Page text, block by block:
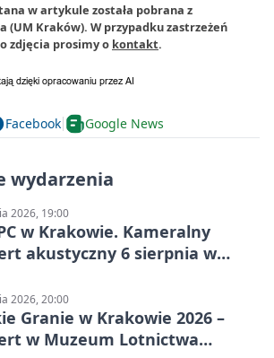
w artykule została pobrana z
(UM Kraków). W przypadku zastrzeżeń
zdjęcia prosimy o kontakt.
Facebook Google News
wydarzenia
2026, 19:00
w Krakowie. Kameralny
akustyczny 6 sierpnia w
2026, 20:00
Granie w Krakowie 2026 –
w Muzeum Lotnictwa